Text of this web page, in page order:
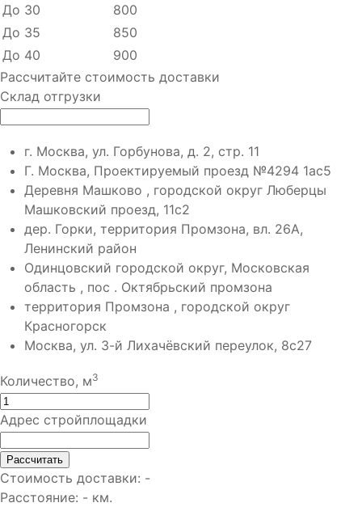
До 30
800
До 35
850
До 40
900
Рассчитайте стоимость доставки
Склад отгрузки
г. Москва, ул. Горбунова, д. 2, стр. 11
Г. Москва, Проектируемый проезд №4294 1ас5
Деревня Машково , городской округ Люберцы
Машковский проезд, 11с2
дер. Горки, территория Промзона, вл. 26А,
Ленинский район
Одинцовский городской округ, Московская
область , пос . Октябрьский промзона
территория Промзона , городской округ
Красногорск
Москва, ул. 3-й Лихачёвский переулок, 8с27
Количество, м3
Адрес стройплощадки
Рассчитать
Стоимость доставки: -
Расстояние: - км.